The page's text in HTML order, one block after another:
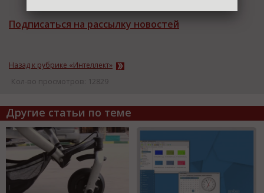
Подписаться на рассылку новостей
Назад к рубрике «Интеллект»
Кол-во просмотров: 12829
Другие статьи по теме